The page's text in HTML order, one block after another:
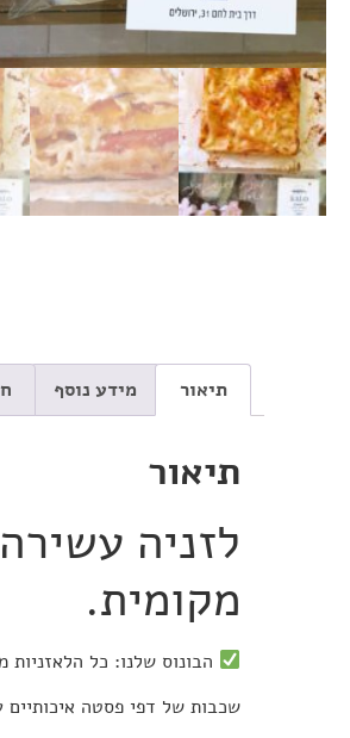
תיאור מידע נוסף
תיאור
לזניה
מקומית.
הבונוס שלנו: כל
שכבות של דפי פסטה איכותיים